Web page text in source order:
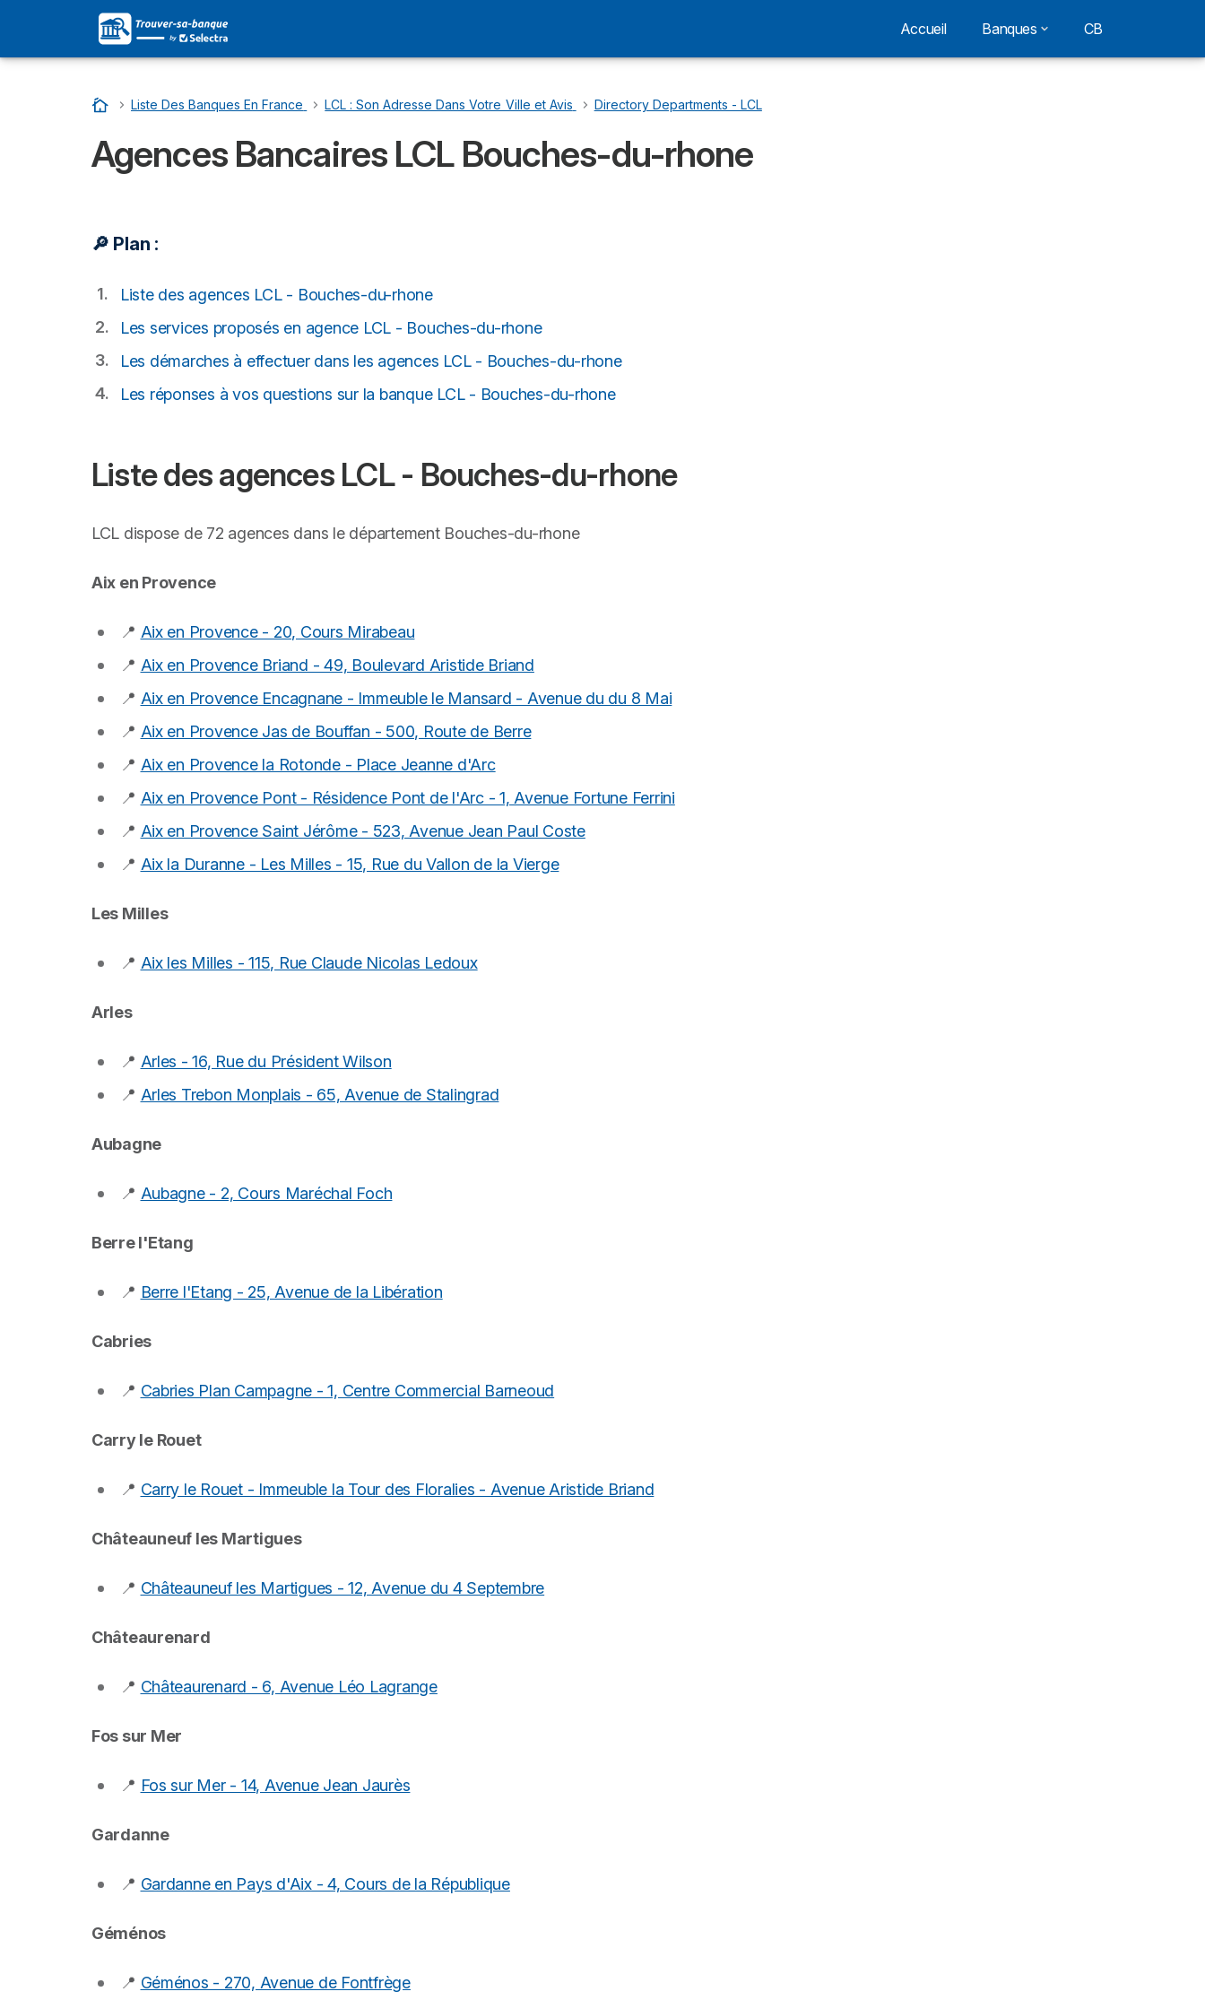
Accueil Banques CB
Accueil
…
Liste Des Banques En France …
LCL : Son Adresse Dans Votre Ville et Avis …
Directory Departments - LCL
Agences Bancaires LCL Bouches-du-rhone
🔎 Plan :
Liste des agences LCL - Bouches-du-rhone
Les services proposés en agence LCL - Bouches-du-rhone
Les démarches à effectuer dans les agences LCL - Bouches-du-rhone
Les réponses à vos questions sur la banque LCL - Bouches-du-rhone
Liste des agences LCL - Bouches-du-rhone
LCL dispose de 72 agences dans le département Bouches-du-rhone
Aix en Provence
📍 Aix en Provence - 20, Cours Mirabeau
📍 Aix en Provence Briand - 49, Boulevard Aristide Briand
📍 Aix en Provence Encagnane - Immeuble le Mansard - Avenue du du 8 Mai
📍 Aix en Provence Jas de Bouffan - 500, Route de Berre
📍 Aix en Provence la Rotonde - Place Jeanne d'Arc
📍 Aix en Provence Pont - Résidence Pont de l'Arc - 1, Avenue Fortune Ferrini
📍 Aix en Provence Saint Jérôme - 523, Avenue Jean Paul Coste
📍 Aix la Duranne - Les Milles - 15, Rue du Vallon de la Vierge
Les Milles
📍 Aix les Milles - 115, Rue Claude Nicolas Ledoux
Arles
📍 Arles - 16, Rue du Président Wilson
📍 Arles Trebon Monplais - 65, Avenue de Stalingrad
Aubagne
📍 Aubagne - 2, Cours Maréchal Foch
Berre l'Etang
📍 Berre l'Etang - 25, Avenue de la Libération
Cabries
📍 Cabries Plan Campagne - 1, Centre Commercial Barneoud
Carry le Rouet
📍 Carry le Rouet - Immeuble la Tour des Floralies - Avenue Aristide Briand
Châteauneuf les Martigues
📍 Châteauneuf les Martigues - 12, Avenue du 4 Septembre
Châteaurenard
📍 Châteaurenard - 6, Avenue Léo Lagrange
Fos sur Mer
📍 Fos sur Mer - 14, Avenue Jean Jaurès
Gardanne
📍 Gardanne en Pays d'Aix - 4, Cours de la République
Géménos
📍 Géménos - 270, Avenue de Fontfrège